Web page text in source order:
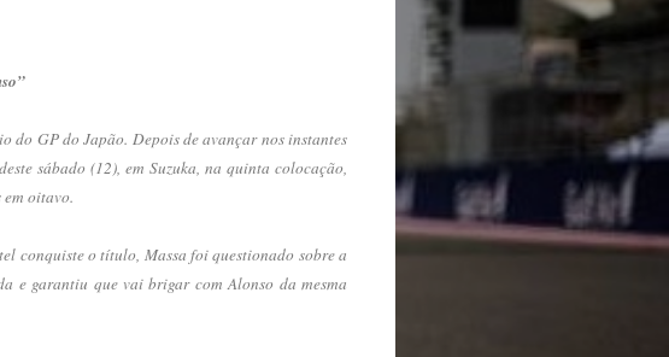
do GP do Japão. Depois de avançar nos instantes
sábado (12), em Suzuka, na quinta colocação,
em oitavo.
conquiste o título, Massa foi questionado sobre a
e garantiu que vai brigar com Alonso da mesma